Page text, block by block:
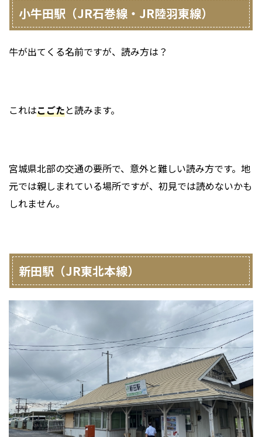
小牛田駅（JR石巻線・JR陸羽東線）
牛が出てくる名前ですが、読み方は？
これはこごたと読みます。
宮城県北部の交通の要所で、意外と難しい読み方です。地
元では親しまれている場所ですが、初見では読めないかも
しれません。
新田駅（JR東北本線）